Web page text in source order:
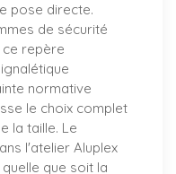
pose directe.
de sécurité
ce repère
normative
le choix complet
la taille. Le
l'atelier Aluplex
que soit la